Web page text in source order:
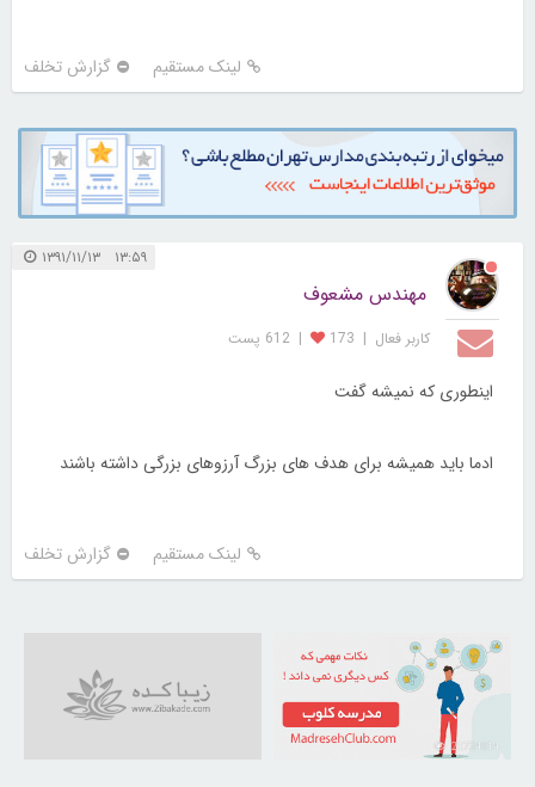
لینک مستقیم گزارش تخلف
۱۳:۵۹ ۱۳۹۱/۱۱/۱۳
مهندس مشعوف
کاربر فعال |
173
| 612 پست
اینطوری که نمیشه گفت
ادما باید همیشه برای هدف های بزرگ آرزوهای بزرگی داشته باشند
لینک مستقیم گزارش تخلف
21734014